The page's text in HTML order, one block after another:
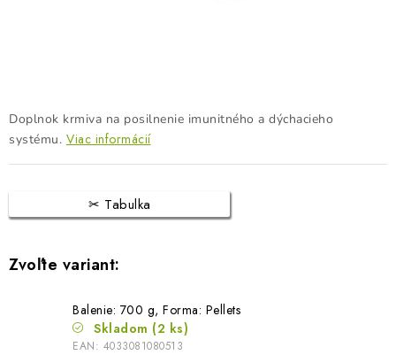
ZNAČKY
Podmienky ochrany osobných údajov
Doplnok krmiva na posilnenie imunitného a dýchacieho
systému. Viac informácií
Tabulka
Balenie: 700 g, Forma: Pellets
Skladom (2 ks)
EAN: 4033081080513